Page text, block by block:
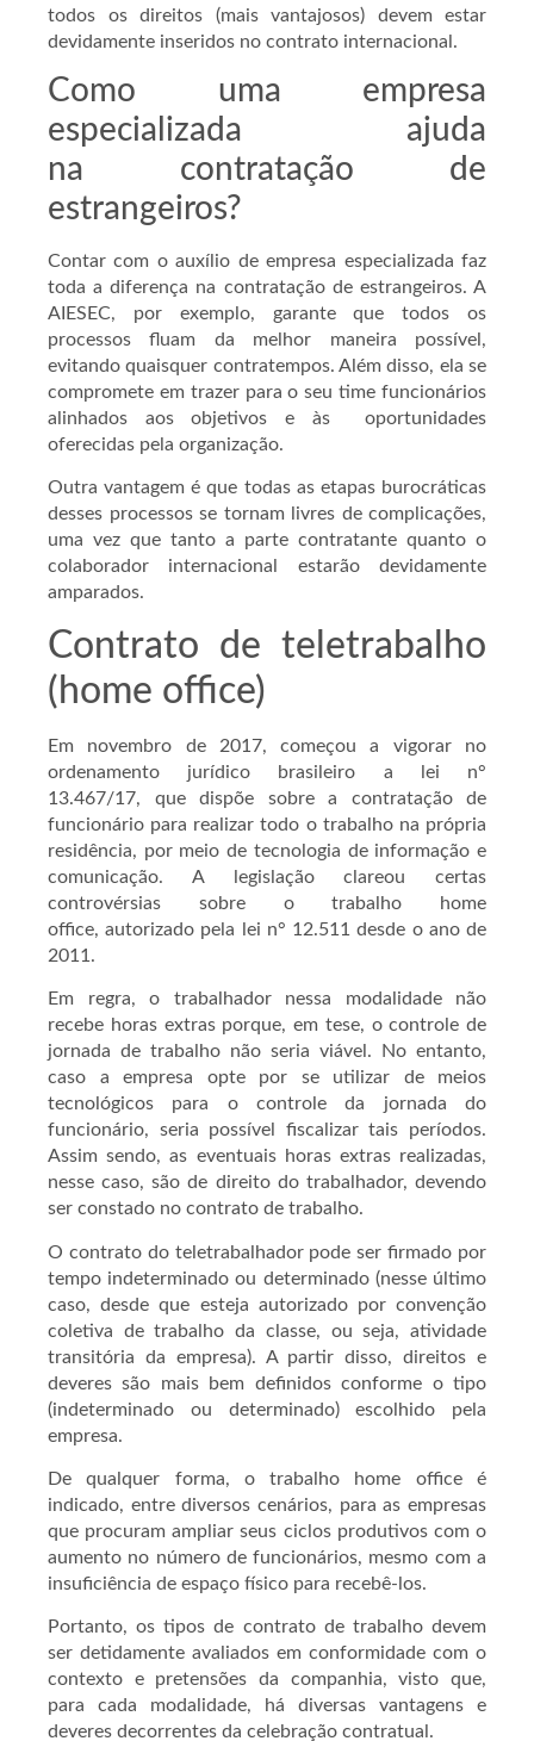
todos os direitos (mais vantajosos) devem estar
devidamente inseridos no contrato internacional.
Como uma empresa
especializada ajuda
na contratação de
estrangeiros?
Contar com o auxílio de empresa especializada faz
toda a diferença na contratação de estrangeiros. A
AIESEC, por exemplo, garante que todos os
processos fluam da melhor maneira possível,
evitando quaisquer contratempos. Além disso, ela se
compromete em trazer para o seu time funcionários
alinhados aos objetivos e às oportunidades
oferecidas pela organização.
Outra vantagem é que todas as etapas burocráticas
desses processos se tornam livres de complicações,
uma vez que tanto a parte contratante quanto o
colaborador internacional estarão devidamente
amparados.
Contrato de teletrabalho
(home office)
Em novembro de 2017, começou a vigorar no
ordenamento jurídico brasileiro a lei n°
13.467/17, que dispõe sobre a contratação de
funcionário para realizar todo o trabalho na própria
residência, por meio de tecnologia de informação e
comunicação. A legislação clareou certas
controvérsias sobre o trabalho home
office, autorizado pela lei n° 12.511 desde o ano de
2011.
Em regra, o trabalhador nessa modalidade não
recebe horas extras porque, em tese, o controle de
jornada de trabalho não seria viável. No entanto,
caso a empresa opte por se utilizar de meios
tecnológicos para o controle da jornada do
funcionário, seria possível fiscalizar tais períodos.
Assim sendo, as eventuais horas extras realizadas,
nesse caso, são de direito do trabalhador, devendo
ser constado no contrato de trabalho.
O contrato do teletrabalhador pode ser firmado por
tempo indeterminado ou determinado (nesse último
caso, desde que esteja autorizado por convenção
coletiva de trabalho da classe, ou seja, atividade
transitória da empresa). A partir disso, direitos e
deveres são mais bem definidos conforme o tipo
(indeterminado ou determinado) escolhido pela
empresa.
De qualquer forma, o trabalho home office é
indicado, entre diversos cenários, para as empresas
que procuram ampliar seus ciclos produtivos com o
aumento no número de funcionários, mesmo com a
insuficiência de espaço físico para recebê-los.
Portanto, os tipos de contrato de trabalho devem
ser detidamente avaliados em conformidade com o
contexto e pretensões da companhia, visto que,
para cada modalidade, há diversas vantagens e
deveres decorrentes da celebração contratual.